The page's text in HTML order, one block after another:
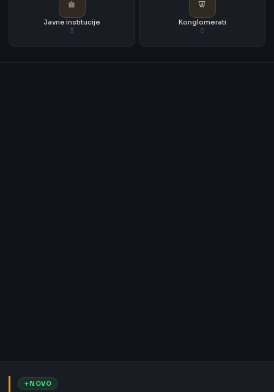
Javne institucije
3
Konglomerati
0
NOVO